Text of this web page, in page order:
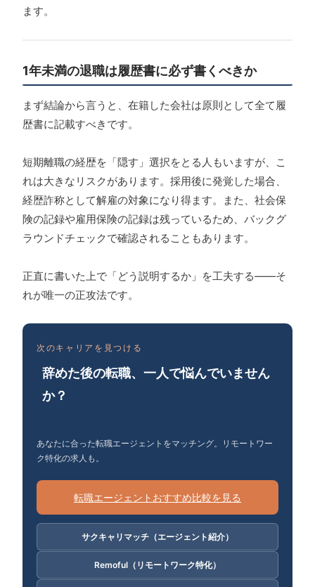
ます。
1年未満の退職は履歴書に必ず書くべきか
まず結論から言うと、在籍した会社は原則として全て履
歴書に記載すべきです。
短期離職の経歴を「隠す」選択をとる人もいますが、こ
れは大きなリスクがあります。採用後に発覚した場合、
経歴詐称として解雇の対象になり得ます。また、社会保
険の記録や雇用保険の記録は残っているため、バックグ
ラウンドチェックで確認されることもあります。
正直に書いた上で「どう説明するか」を工夫する——そ
れが唯一の正攻法です。
次のキャリアを見つける
辞めた後の転職、一人で悩んでいません
か？
あなたに合った転職エージェントをマッチング。リモートワー
ク特化の求人も。
転職エージェントおすすめ比較を見る
サクキャリマッチ（エージェント紹介）
Remoful（リモートワーク特化）